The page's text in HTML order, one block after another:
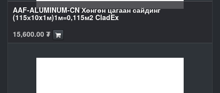
AAF-ALUMINUM-CN Хөнгөн цагаан сайдинг
(115х10x1м)1м=0,115м2 CladEx
15,600.00 ₮